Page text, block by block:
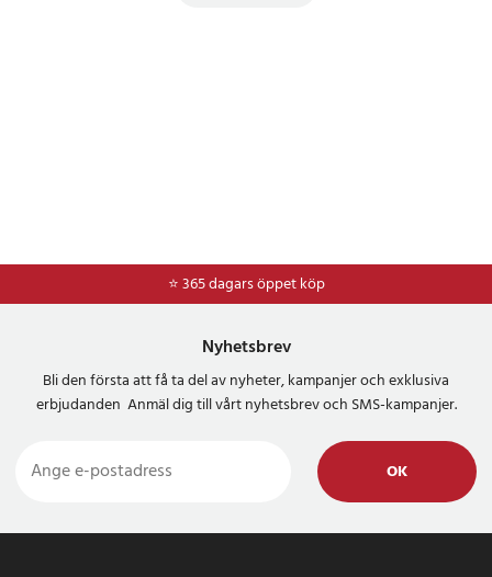
⭐ 365 dagars öppet köp
Nyhetsbrev
Bli den första att få ta del av nyheter, kampanjer och exklusiva
erbjudanden Anmäl dig till vårt nyhetsbrev och SMS-kampanjer.
OK